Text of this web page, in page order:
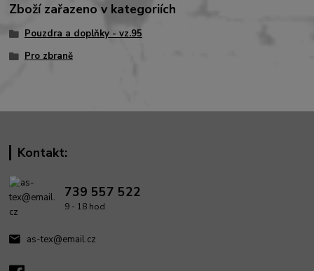
Zboží zařazeno v kategoriích
Pouzdra a doplňky - vz.95
Pro zbraně
Kontakt:
739 557 522
9 - 18 hod
as-tex@email.cz